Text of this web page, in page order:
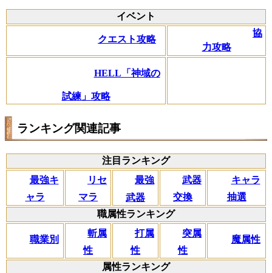
イベント
クエスト攻略
協
力攻略
HELL「神域の
試練」攻略
ランキング関連記事
注目ランキング
最強キ
ャラ
リセ
マラ
最強
武器
武器
交換
キャラ
抽選
職属性ランキング
職業別
斬属
性
打属
性
突属
性
魔属性
属性ランキング